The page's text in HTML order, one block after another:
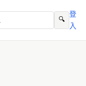
🔍
登
入